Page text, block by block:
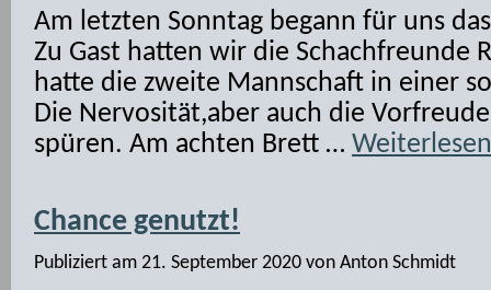
Am letzten Sonntag begann für uns
Zu Gast hatten wir die Schachfreunde
hatte die zweite Mannschaft in einer
Die Nervosität,aber auch die
spüren. Am achten Brett …
Chance genutzt!
Publiziert am 21. September 2020 von Anton Schmidt